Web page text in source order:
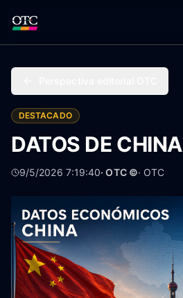
DESTACADO
DATOS DE CHINA
9/5/2026 7:19:40· OTC ©· OTC